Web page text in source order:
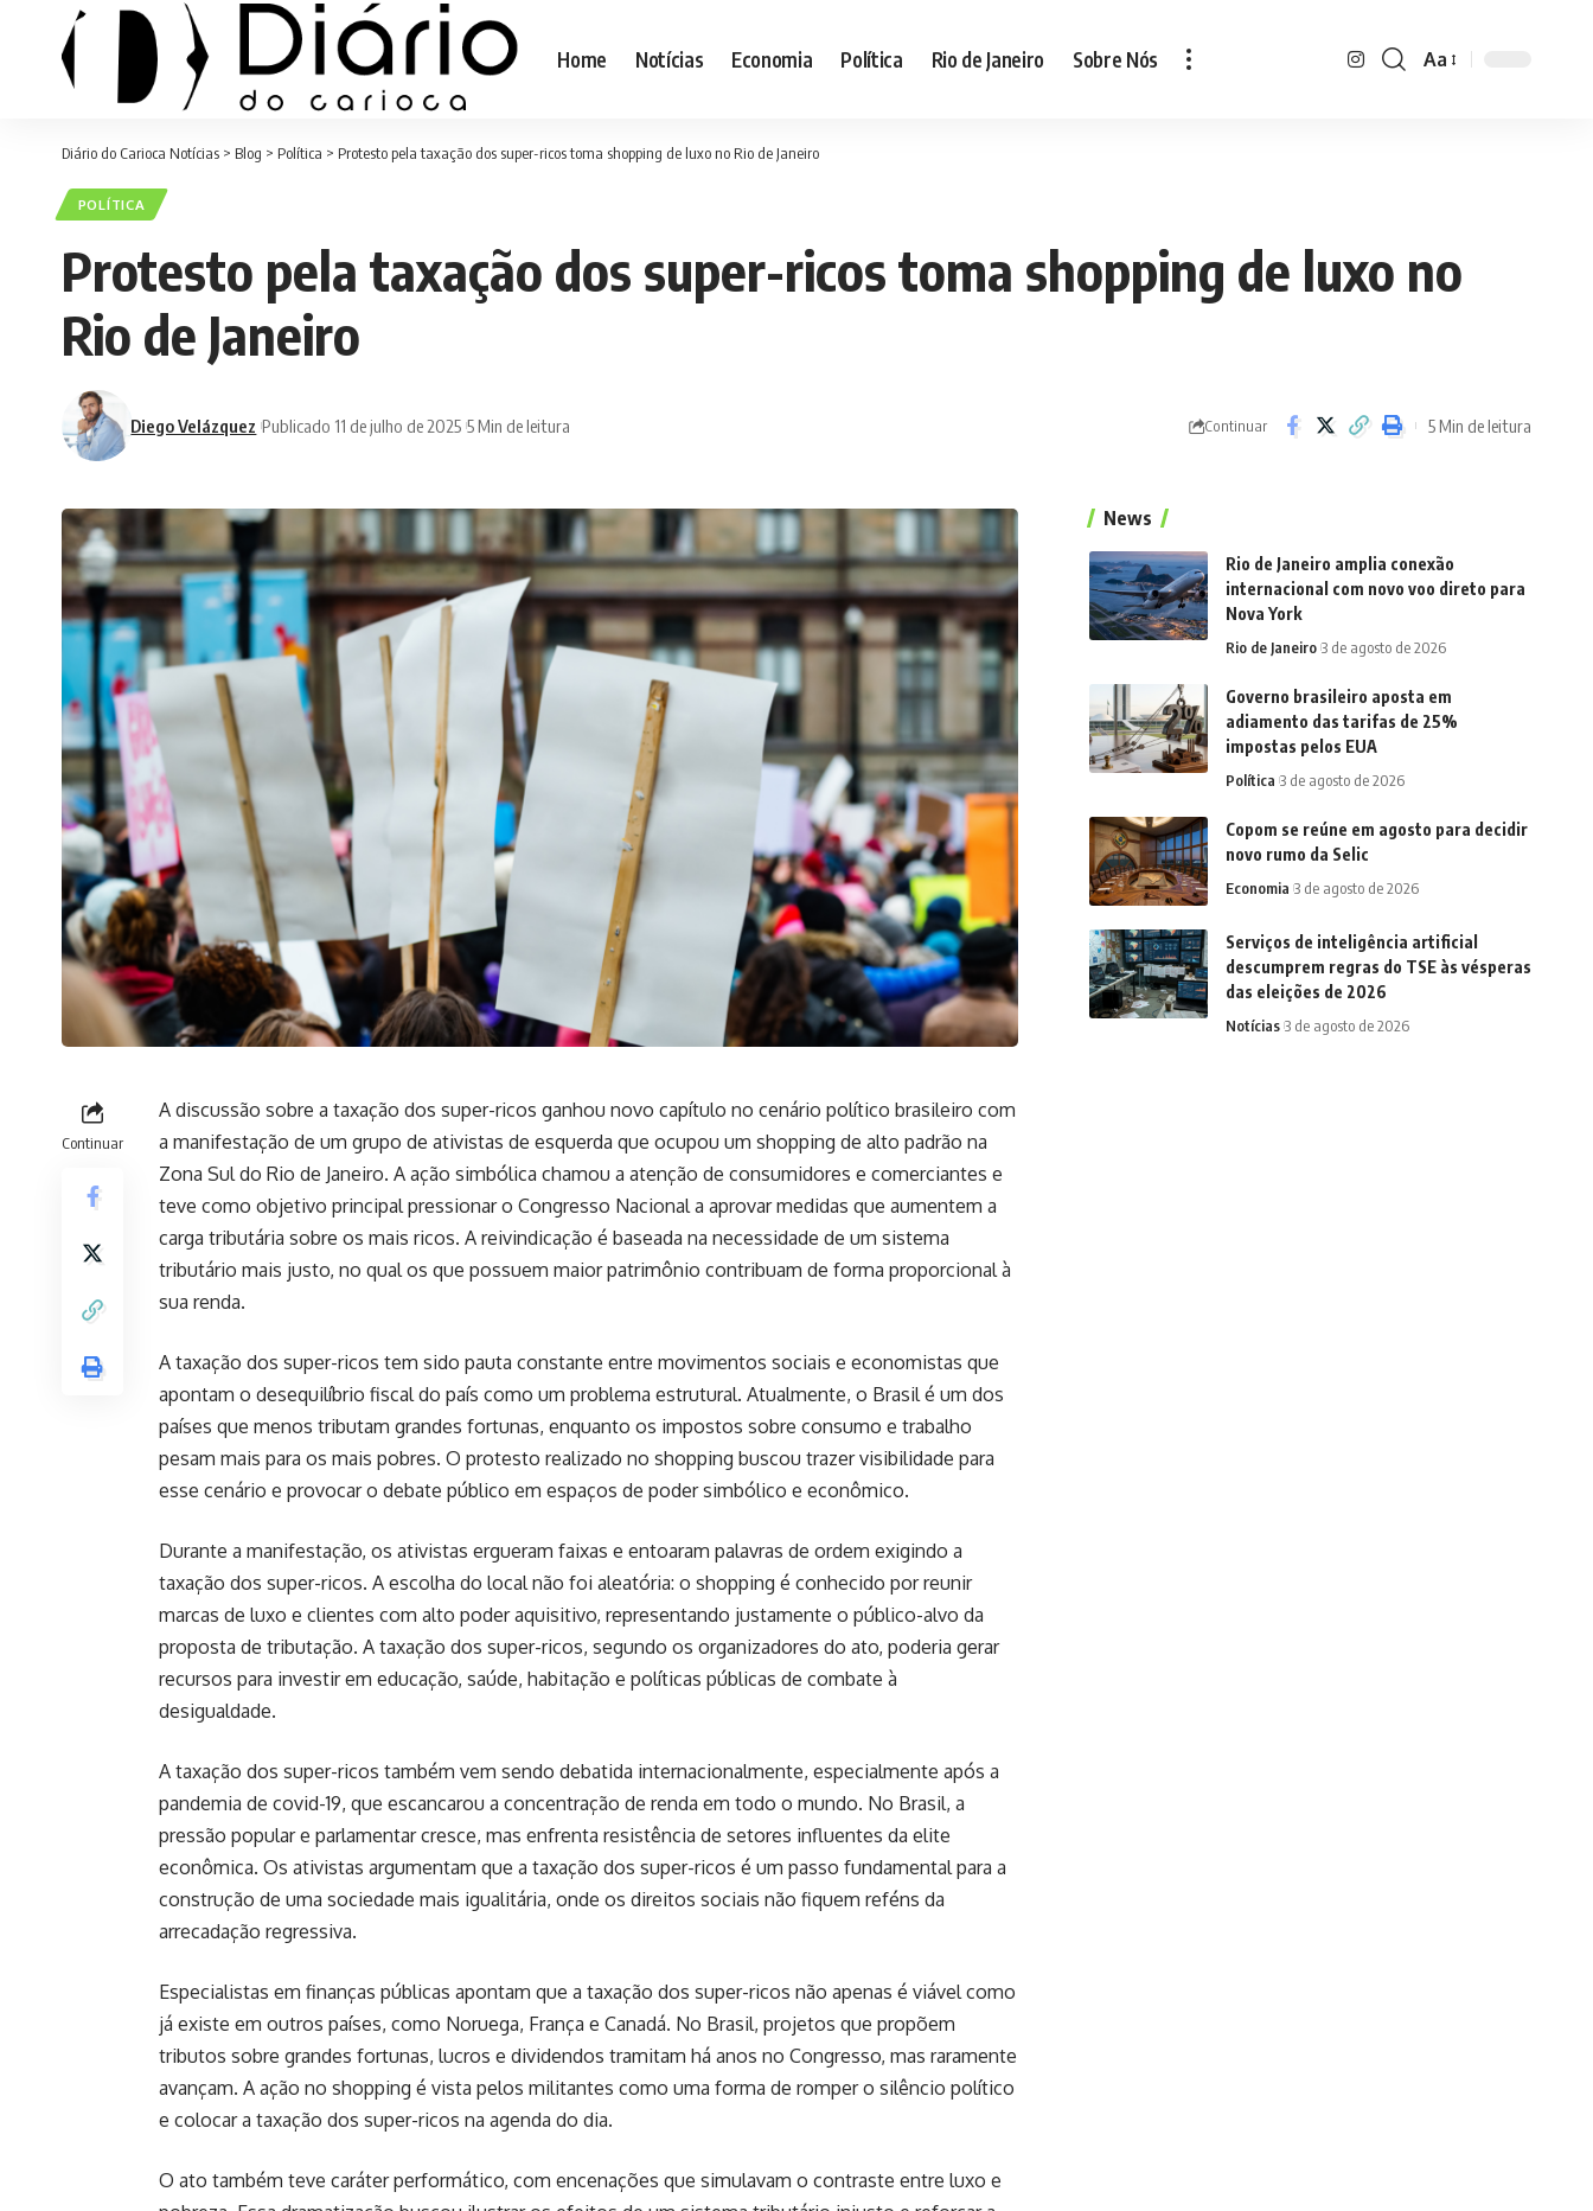
Home Notícias Economia Política Rio de Janeiro Sobre Nós
Font
Aa
Diário do Carioca Notícias > Blog > Política > Protesto pela taxação dos super-ricos toma shopping de luxo no Rio de Janeiro
POLÍTICA
Protesto pela taxação dos super-ricos toma shopping de luxo no
Rio de Janeiro
Diego Velázquez Publicado 11 de julho de 2025 5 Min de leitura Continuar 5 Min de leitura
Continuar
A discussão sobre a taxação dos super-ricos ganhou novo capítulo no cenário político brasileiro com
a manifestação de um grupo de ativistas de esquerda que ocupou um shopping de alto padrão na
Zona Sul do Rio de Janeiro. A ação simbólica chamou a atenção de consumidores e comerciantes e
teve como objetivo principal pressionar o Congresso Nacional a aprovar medidas que aumentem a
carga tributária sobre os mais ricos. A reivindicação é baseada na necessidade de um sistema
tributário mais justo, no qual os que possuem maior patrimônio contribuam de forma proporcional à
sua renda.
A taxação dos super-ricos tem sido pauta constante entre movimentos sociais e economistas que
apontam o desequilíbrio fiscal do país como um problema estrutural. Atualmente, o Brasil é um dos
países que menos tributam grandes fortunas, enquanto os impostos sobre consumo e trabalho
pesam mais para os mais pobres. O protesto realizado no shopping buscou trazer visibilidade para
esse cenário e provocar o debate público em espaços de poder simbólico e econômico.
Durante a manifestação, os ativistas ergueram faixas e entoaram palavras de ordem exigindo a
taxação dos super-ricos. A escolha do local não foi aleatória: o shopping é conhecido por reunir
marcas de luxo e clientes com alto poder aquisitivo, representando justamente o público-alvo da
proposta de tributação. A taxação dos super-ricos, segundo os organizadores do ato, poderia gerar
recursos para investir em educação, saúde, habitação e políticas públicas de combate à
desigualdade.
A taxação dos super-ricos também vem sendo debatida internacionalmente, especialmente após a
pandemia de covid-19, que escancarou a concentração de renda em todo o mundo. No Brasil, a
pressão popular e parlamentar cresce, mas enfrenta resistência de setores influentes da elite
econômica. Os ativistas argumentam que a taxação dos super-ricos é um passo fundamental para a
construção de uma sociedade mais igualitária, onde os direitos sociais não fiquem reféns da
arrecadação regressiva.
Especialistas em finanças públicas apontam que a taxação dos super-ricos não apenas é viável como
já existe em outros países, como Noruega, França e Canadá. No Brasil, projetos que propõem
tributos sobre grandes fortunas, lucros e dividendos tramitam há anos no Congresso, mas raramente
avançam. A ação no shopping é vista pelos militantes como uma forma de romper o silêncio político
e colocar a taxação dos super-ricos na agenda do dia.
O ato também teve caráter performático, com encenações que simulavam o contraste entre luxo e
News
Rio de Janeiro amplia conexão
internacional com novo voo direto para
Nova York
Rio de Janeiro 3 de agosto de 2026
Governo brasileiro aposta em
adiamento das tarifas de 25%
impostas pelos EUA
Política 3 de agosto de 2026
Copom se reúne em agosto para decidir
novo rumo da Selic
Economia 3 de agosto de 2026
Serviços de inteligência artificial
descumprem regras do TSE às vésperas
das eleições de 2026
Notícias 3 de agosto de 2026